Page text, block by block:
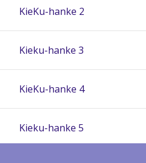
KieKu-hanke 2
Kieku-hanke 3
KieKu-hanke 4
Kieku-hanke 5